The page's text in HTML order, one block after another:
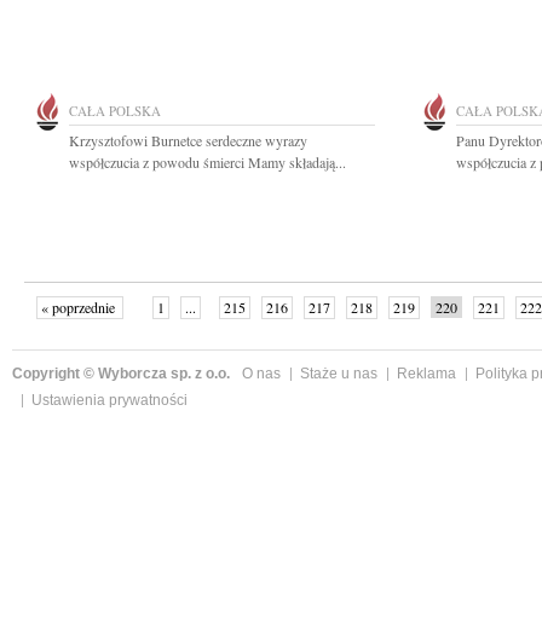
CAŁA POLSKA
Krzysztofowi Burnetce serdeczne wyrazy
współczucia z powodu śmierci Mamy składają...
CAŁA
Panu
współczucia
« poprzednie 1 ... 215 216 217 218 219 220 221
222
Copyright © Wyborcza sp. z o.o. O nas Staże u nas Reklama
Polityka
Ustawienia prywatności